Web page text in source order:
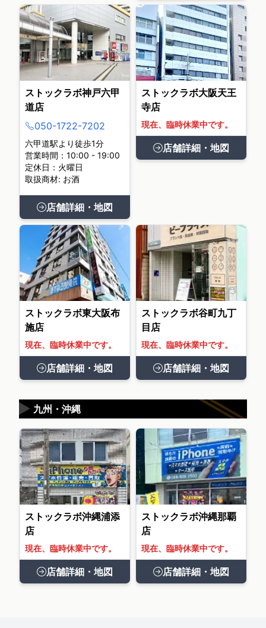
ストックラボ神戸六甲
道店
050-1722-7202
六甲道駅より徒歩1分
営業時間：10:00 - 19:00
定休日：火曜日
取扱商材: お酒
店舗詳細・地図
ストックラボ大阪天王
寺店
現在、臨時休業中です。
店舗詳細・地図
ストックラボ東大阪布
施店
現在、臨時休業中です。
店舗詳細・地図
ストックラボ谷町九丁
目店
現在、臨時休業中です。
店舗詳細・地図
九州・沖縄
▶
ストックラボ沖縄浦添
店
現在、臨時休業中です。
店舗詳細・地図
ストックラボ沖縄那覇
店
現在、臨時休業中です。
店舗詳細・地図